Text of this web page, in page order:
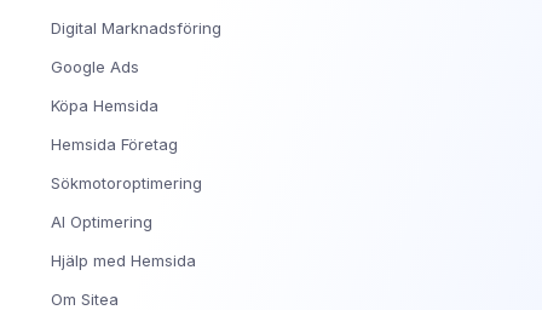
Digital Marknadsföring
Google Ads
Köpa Hemsida
Hemsida Företag
Sökmotoroptimering
AI Optimering
Hjälp med Hemsida
Om Sitea